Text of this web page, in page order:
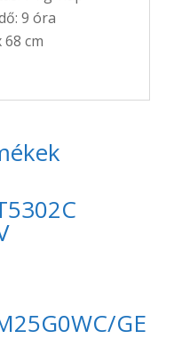
9 óra
cm
GE